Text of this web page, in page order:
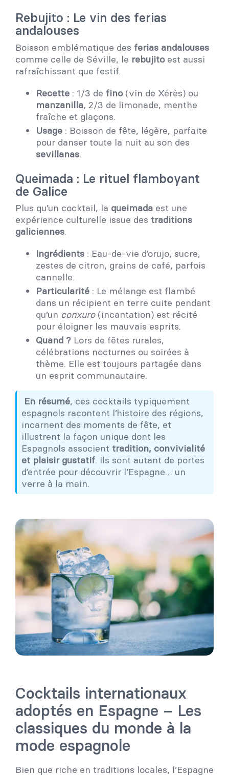
Rebujito : Le vin des ferias
andalouses
Boisson emblématique des ferias andalouses
comme celle de Séville, le rebujitoest aussi
rafraîchissant que festif.
Recette: 1/3 de fino(vin de Xérès) ou
manzanilla, 2/3 de limonade, menthe
fraîche et glaçons.
Usage: Boisson de fête, légère, parfaite
pour danser toute la nuit au son des
sevillanas.
Queimada : Le rituel flamboyant
de Galice
Plus qu’un cocktail, la queimadaest une
expérience culturelle issue des traditions
galiciennes.
Ingrédients: Eau-de-vie d’orujo, sucre,
zestes de citron, grains de café, parfois
cannelle.
Particularité: Le mélange est flambé
dans un récipient en terre cuite pendant
qu’un conxuro(incantation) est récité
pour éloigner les mauvais esprits.
Quand ?Lors de fêtes rurales,
célébrations nocturnes ou soirées à
thème. Elle est toujours partagée dans
un esprit communautaire.
En résumé, ces cocktails typiquement
espagnols racontent l’histoire des régions,
incarnent des moments de fête, et
illustrent la façon unique dont les
Espagnols associent tradition, convivialité
et plaisir gustatif. Ils sont autant de portes
d’entrée pour découvrir l’Espagne… un
verre à la main.
Cocktails internationaux
adoptés en Espagne – Les
classiques du monde à la
mode espagnole
Bien que riche en traditions locales, l’Espagne